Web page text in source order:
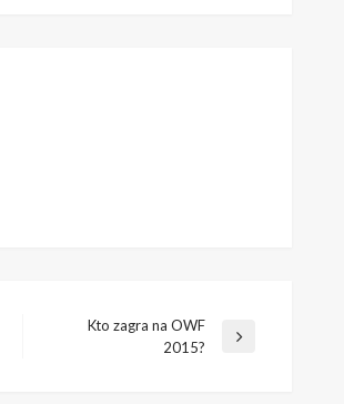
Kto zagra na OWF
2015?